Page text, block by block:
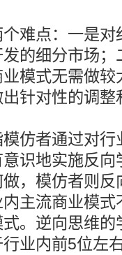
难点：一是
的细分市场
模式无需做
针对性的调整
仿者通过对
识地实施反
，模仿者则
主流商业模
。逆向思维
业内前5位左